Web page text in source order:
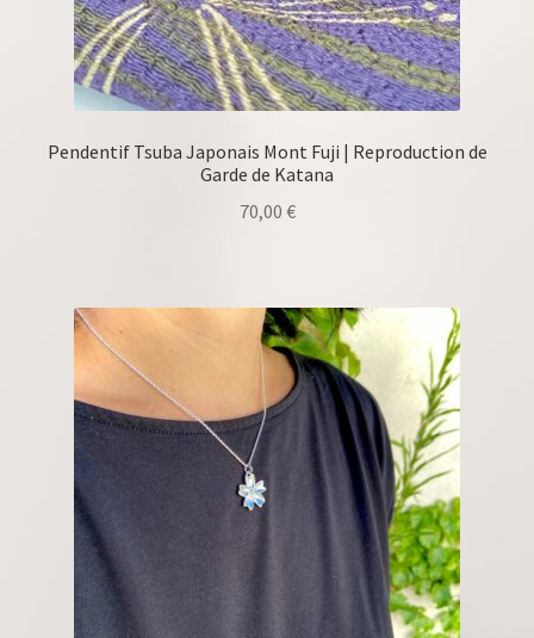
Pendentif Tsuba Japonais Mont Fuji | Reproduction de
Garde de Katana
70,00 €